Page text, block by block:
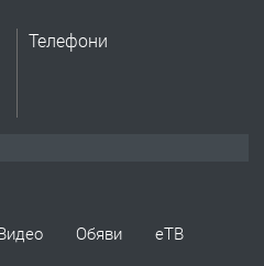
24,860 дка земя в
Телефони
Обяви
еТВ